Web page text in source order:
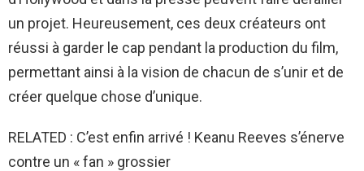
un projet. Heureusement, ces deux créateurs ont
réussi à garder le cap pendant la production du film,
permettant ainsi à la vision de chacun de s’unir et de
créer quelque chose d’unique.
RELATED : C’est enfin arrivé ! Keanu Reeves s’énerve
contre un « fan » grossier